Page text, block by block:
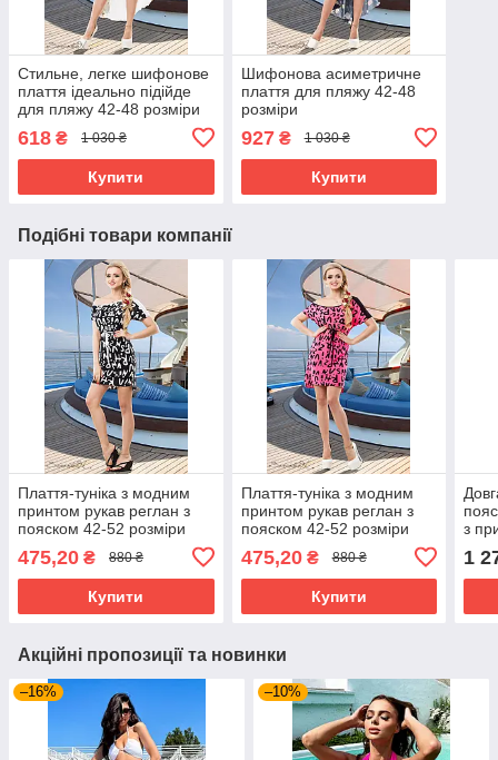
Стильне, легке шифонове
плаття ідеально підійде
для пляжу 42-48 розміри
618 ₴ 1 030 ₴
Купити
Шифонова асиметричне
плаття для пляжу 42-48
розміри
927₴ 1 030 ₴
Купити
Подібні товари компанії
Плаття-туніка з модним
принтом рукав реглан з
пояском 42-52 розміри
475,20 ₴ 880 ₴
Купити
Плаття-туніка з модним
принтом рукав реглан з
пояском 42-52 розміри
475,20₴ 880 ₴
Купити
з
1
Акційні пропозиції та новинки
–16% –10%